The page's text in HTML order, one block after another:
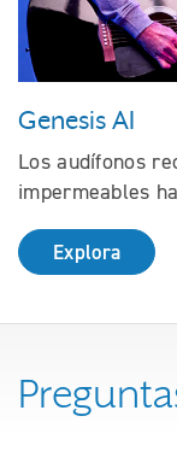
Genesis AI
Los audífonos
impermeables
Explora